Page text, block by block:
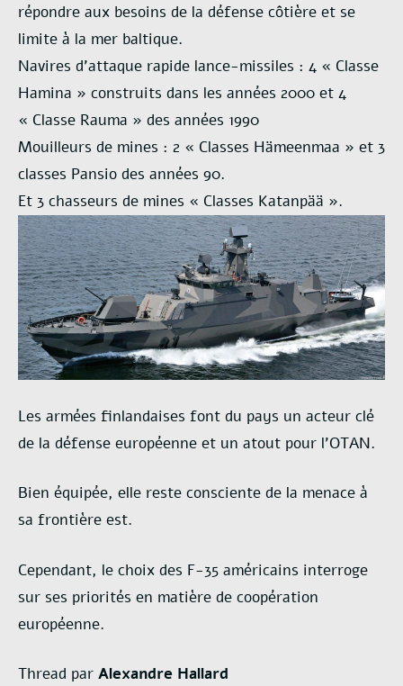
répondre aux besoins de la défense côtière et se
limite à la mer baltique.
Navires d’attaque rapide lance-missiles : 4 « Classe
Hamina » construits dans les années 2000 et 4
« Classe Rauma » des années 1990
Mouilleurs de mines : 2 « Classes Hämeenmaa » et 3
classes Pansio des années 90.
Et 3 chasseurs de mines « Classes Katanpää ».
Les armées finlandaises font du pays un acteur clé
de la défense européenne et un atout pour l’OTAN.
Bien équipée, elle reste consciente de la menace à
sa frontière est.
Cependant, le choix des F-35 américains interroge
sur ses priorités en matière de coopération
européenne.
Thread par Alexandre Hallard